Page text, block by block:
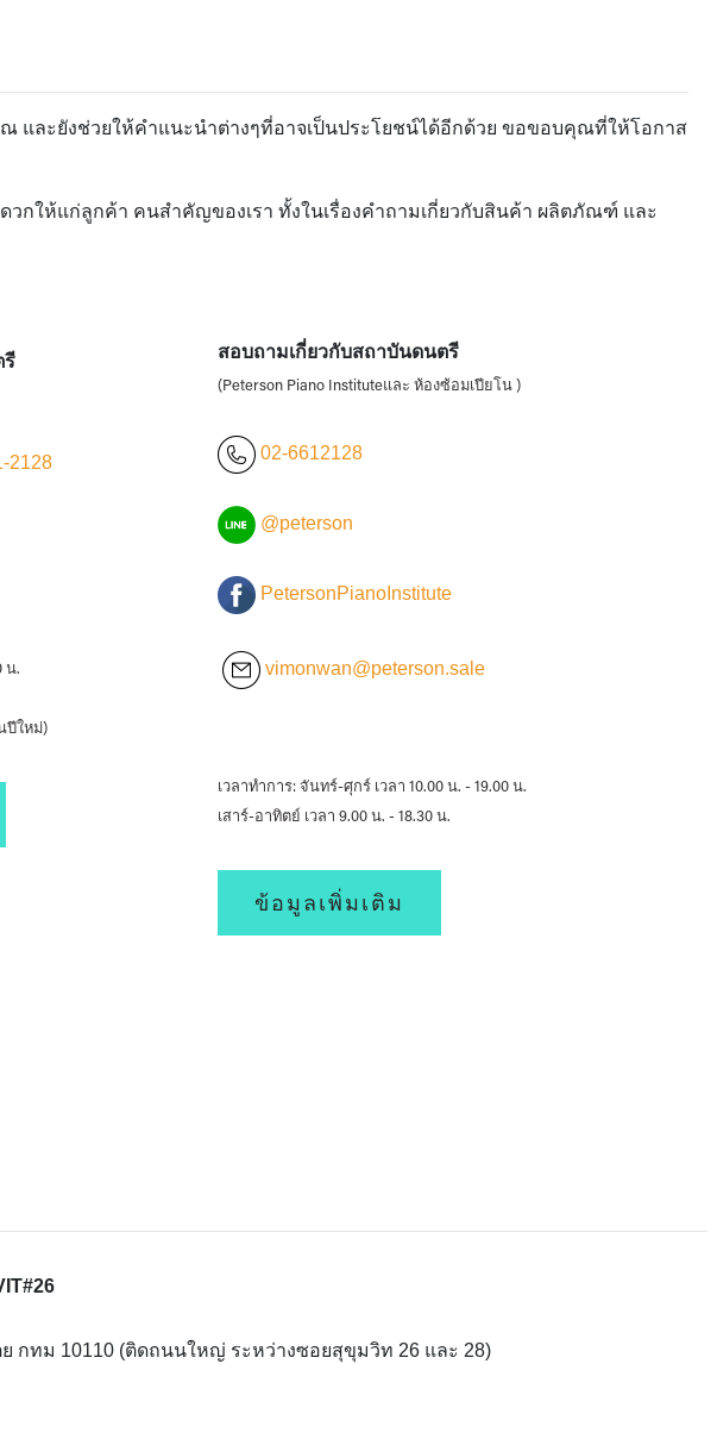
และยังช่วยให้คำแนะนำต่างๆที่อาจเป็นประโยชน์ได้อีกด้วย ขอขอบคุณที่ให้โอกาส
วกให้แก่ลูกค้า คนสำคัญของเรา ทั้งในเรื่องคำถามเกี่ยวกับสินค้า ผลิตภัณฑ์ และ
รี
2128
น.
ปีใหม่)
สอบถามเกี่ยวกับสถาบันดนตรี
(Peterson Piano Instituteและ ห้องซ้อมเปียโน )
02-6612128
@peterson
PetersonPianoInstitute
vimonwan@peterson.sale
เวลาทำการ: จันทร์-ศุกร์ เวลา 10.00 น. - 19.00 น.
เสาร์-อาทิตย์ เวลา 9.00 น. - 18.30 น.
ข้อมูลเพิ่มเติม
กทม 10110 (ติดถนนใหญ่ ระหว่างซอยสุขุมวิท 26 และ 28)